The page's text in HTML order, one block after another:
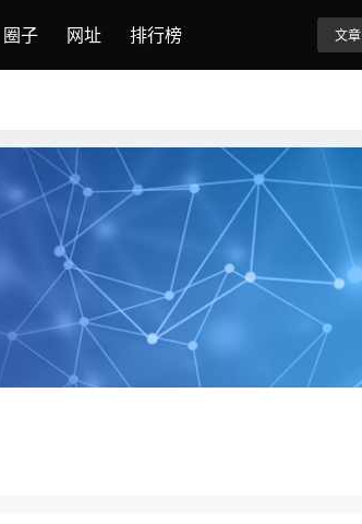
圈子 网址 排行榜 文章